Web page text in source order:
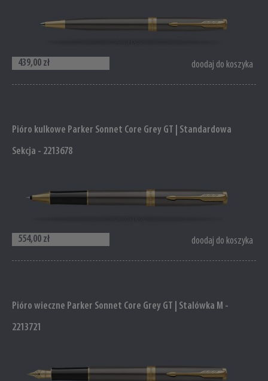
439,00 zł doodaj do koszyka
Pióro kulkowe Parker Sonnet Core Grey GT | Standardowa
Sekcja - 2213678
554,00 zł doodaj do koszyka
Pióro wieczne Parker Sonnet Core Grey GT | Stalówka M -
2213721